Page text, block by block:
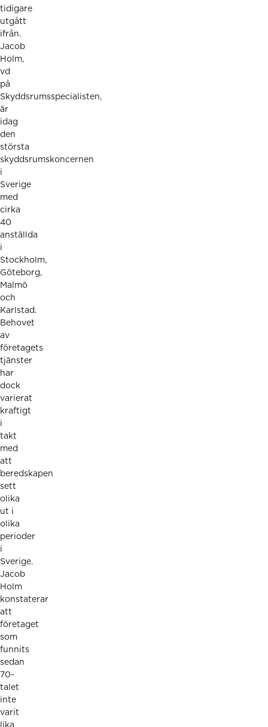
tidigare
utgått
ifrån.
Jacob
Holm,
vd
på
Skyddsrumsspecialisten,
är
idag
den
största
skyddsrumskoncernen
i
Sverige
med
cirka
40
anställda
i
Stockholm,
Göteborg,
Malmö
och
Karlstad.
Behovet
av
företagets
tjänster
har
dock
varierat
kraftigt
i
takt
med
att
beredskapen
sett
olika
ut i
olika
perioder
i
Sverige.
Jacob
Holm
konstaterar
att
företaget
som
funnits
sedan
70-
talet
inte
varit
lika